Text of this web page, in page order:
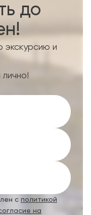
до
экскурсию и
с политикой
на